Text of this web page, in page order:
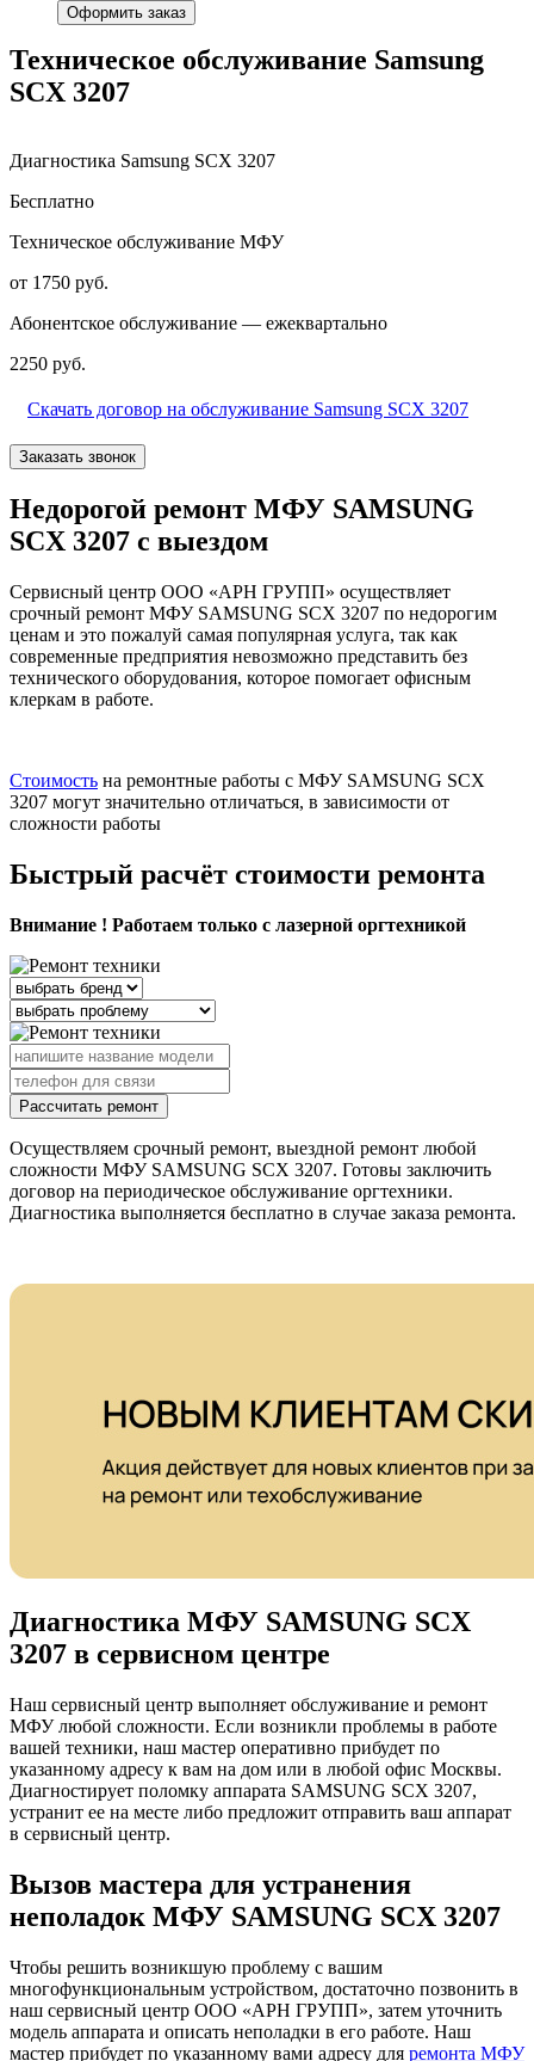
Оформить заказ
Техническое обслуживание Samsung
SCX 3207
Диагностика Samsung SCX 3207
Бесплатно
Техническое обслуживание МФУ
от 1750 руб.
Абонентское обслуживание — ежеквартально
2250 руб.
Скачать договор на обслуживание Samsung SCX 3207
Заказать звонок
Недорогой ремонт МФУ SAMSUNG
SCX 3207 с выездом
Сервисный центр ООО «АРН ГРУПП» осуществляет
срочный ремонт МФУ SAMSUNG SCX 3207 по недорогим
ценам и это пожалуй самая популярная услуга, так как
современные предприятия невозможно представить без
технического оборудования, которое помогает офисным
клеркам в работе.
Стоимость на ремонтные работы с МФУ SAMSUNG SCX
3207 могут значительно отличаться, в зависимости от
сложности работы
Быстрый расчёт стоимости ремонта
Внимание ! Работаем только с лазерной оргтехникой
Рассчитать ремонт
Осуществляем срочный ремонт, выездной ремонт любой
сложности МФУ SAMSUNG SCX 3207. Готовы заключить
договор на периодическое обслуживание оргтехники.
Диагностика выполняется бесплатно в случае заказа ремонта.
Диагностика МФУ SAMSUNG SCX
3207 в сервисном центре
Наш сервисный центр выполняет обслуживание и ремонт
МФУ любой сложности. Если возникли проблемы в работе
вашей техники, наш мастер оперативно прибудет по
указанному адресу к вам на дом или в любой офис Москвы.
Диагностирует поломку аппарата SAMSUNG SCX 3207,
устранит ее на месте либо предложит отправить ваш аппарат
в сервисный центр.
Вызов мастера для устранения
неполадок МФУ SAMSUNG SCX 3207
Чтобы решить возникшую проблему с вашим
многофункциональным устройством, достаточно позвонить в
наш сервисный центр ООО «АРН ГРУПП», затем уточнить
модель аппарата и описать неполадки в его работе. Наш
мастер прибудет по указанному вами адресу для ремонта МФУ